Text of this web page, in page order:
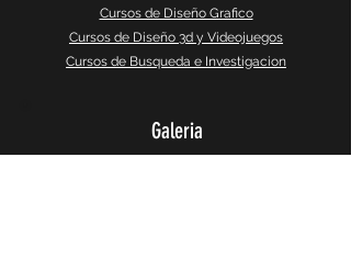
Cursos de Diseño Grafico
Cursos de Diseño 3d y Videojuegos
Cursos de Busqueda e Investigacion
Galeria